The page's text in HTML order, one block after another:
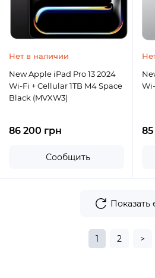
Нет в наличии
New Apple iPad Pro 13 2024
Wi-Fi + Cellular 1TB M4 Space
Black (MVXW3)
86 200 грн
Сообщить
Показать
1 2 >